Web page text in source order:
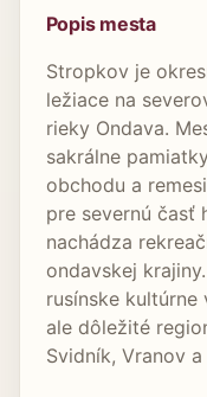
Popis mesta
Stropkov je
ležiace na
rieky Ondava.
sakrálne
obchodu a
pre severnú časť
nachádza
ondavskej
rusínske kultúrne
ale dôležité
Svidník, Vranov